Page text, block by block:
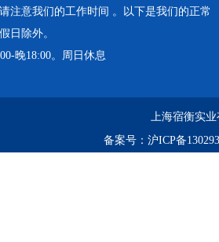
注意我们的工作时间 。以下是我们的正常
日除外。
晚18:00。周日休息
上海宿衡实
备案号： 沪ICP备